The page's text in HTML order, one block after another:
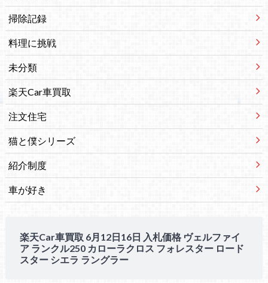
掃除記録
料理に挑戦
未分類
楽天Car車買取
注文住宅
猫と僕シリーズ
紹介制度
車が好き
楽天Car車買取 6月12日16日 入札価格 ヴェルファイ
ア ランクル250 カローラクロス フォレスター ロード
スター シエラ ラングラー